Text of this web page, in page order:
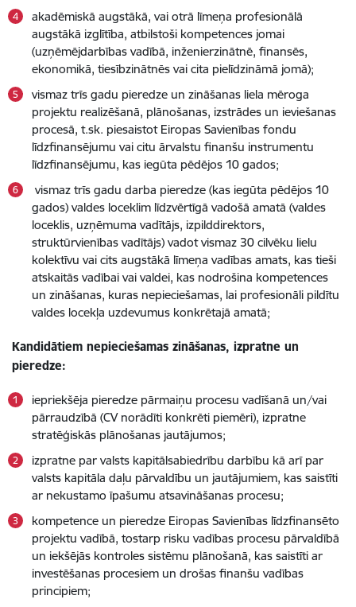
akadēmiskā augstākā, vai otrā līmeņa profesionālā
augstākā izglītība, atbilstoši kompetences jomai
(uzņēmējdarbības vadībā, inženierzinātnē, finansēs,
ekonomikā, tiesībzinātnēs vai cita pielīdzināmā jomā);
vismaz trīs gadu pieredze un zināšanas liela mēroga
projektu realizēšanā, plānošanas, izstrādes un ieviešanas
procesā, t.sk. piesaistot Eiropas Savienības fondu
līdzfinansējumu vai citu ārvalstu finanšu instrumentu
līdzfinansējumu, kas iegūta pēdējos 10 gados;
vismaz trīs gadu darba pieredze (kas iegūta pēdējos 10
gados) valdes loceklim līdzvērtīgā vadošā amatā (valdes
loceklis, uzņēmuma vadītājs, izpilddirektors,
struktūrvienības vadītājs) vadot vismaz 30 cilvēku lielu
kolektīvu vai cits augstākā līmeņa vadības amats, kas tieši
atskaitās vadībai vai valdei, kas nodrošina kompetences
un zināšanas, kuras nepieciešamas, lai profesionāli pildītu
valdes locekļa uzdevumus konkrētajā amatā;
Kandidātiem nepieciešamas zināšanas, izpratne un
pieredze:
iepriekšēja pieredze pārmaiņu procesu vadīšanā un/vai
pārraudzībā (CV norādīti konkrēti piemēri), izpratne
stratēģiskās plānošanas jautājumos;
izpratne par valsts kapitālsabiedrību darbību kā arī par
valsts kapitāla daļu pārvaldību un jautājumiem, kas saistīti
ar nekustamo īpašumu atsavināšanas procesu;
kompetence un pieredze Eiropas Savienības līdzfinansēto
projektu vadībā, tostarp risku vadības procesu pārvaldībā
un iekšējās kontroles sistēmu plānošanā, kas saistīti ar
investēšanas procesiem un drošas finanšu vadības
principiem;